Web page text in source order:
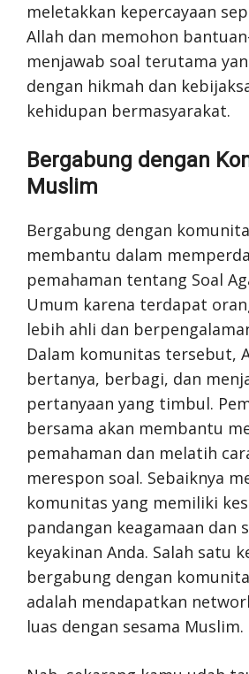
meletakkan kepercayaan
Allah dan memohon
menjawab soal terutama
dengan hikmah dan
kehidupan bermasyarakat.
Bergabung dengan
Muslim
Bergabung dengan
membantu dalam
pemahaman tentang Soal
Umum karena terdapat
lebih ahli dan
Dalam komunitas tersebut,
bertanya, berbagi, dan
pertanyaan yang timbul.
bersama akan membantu
pemahaman dan melatih
merespon soal. Sebaiknya
komunitas yang memiliki
pandangan keagamaan dan
keyakinan Anda. Salah satu
bergabung dengan
adalah mendapatkan
luas dengan sesama Muslim.